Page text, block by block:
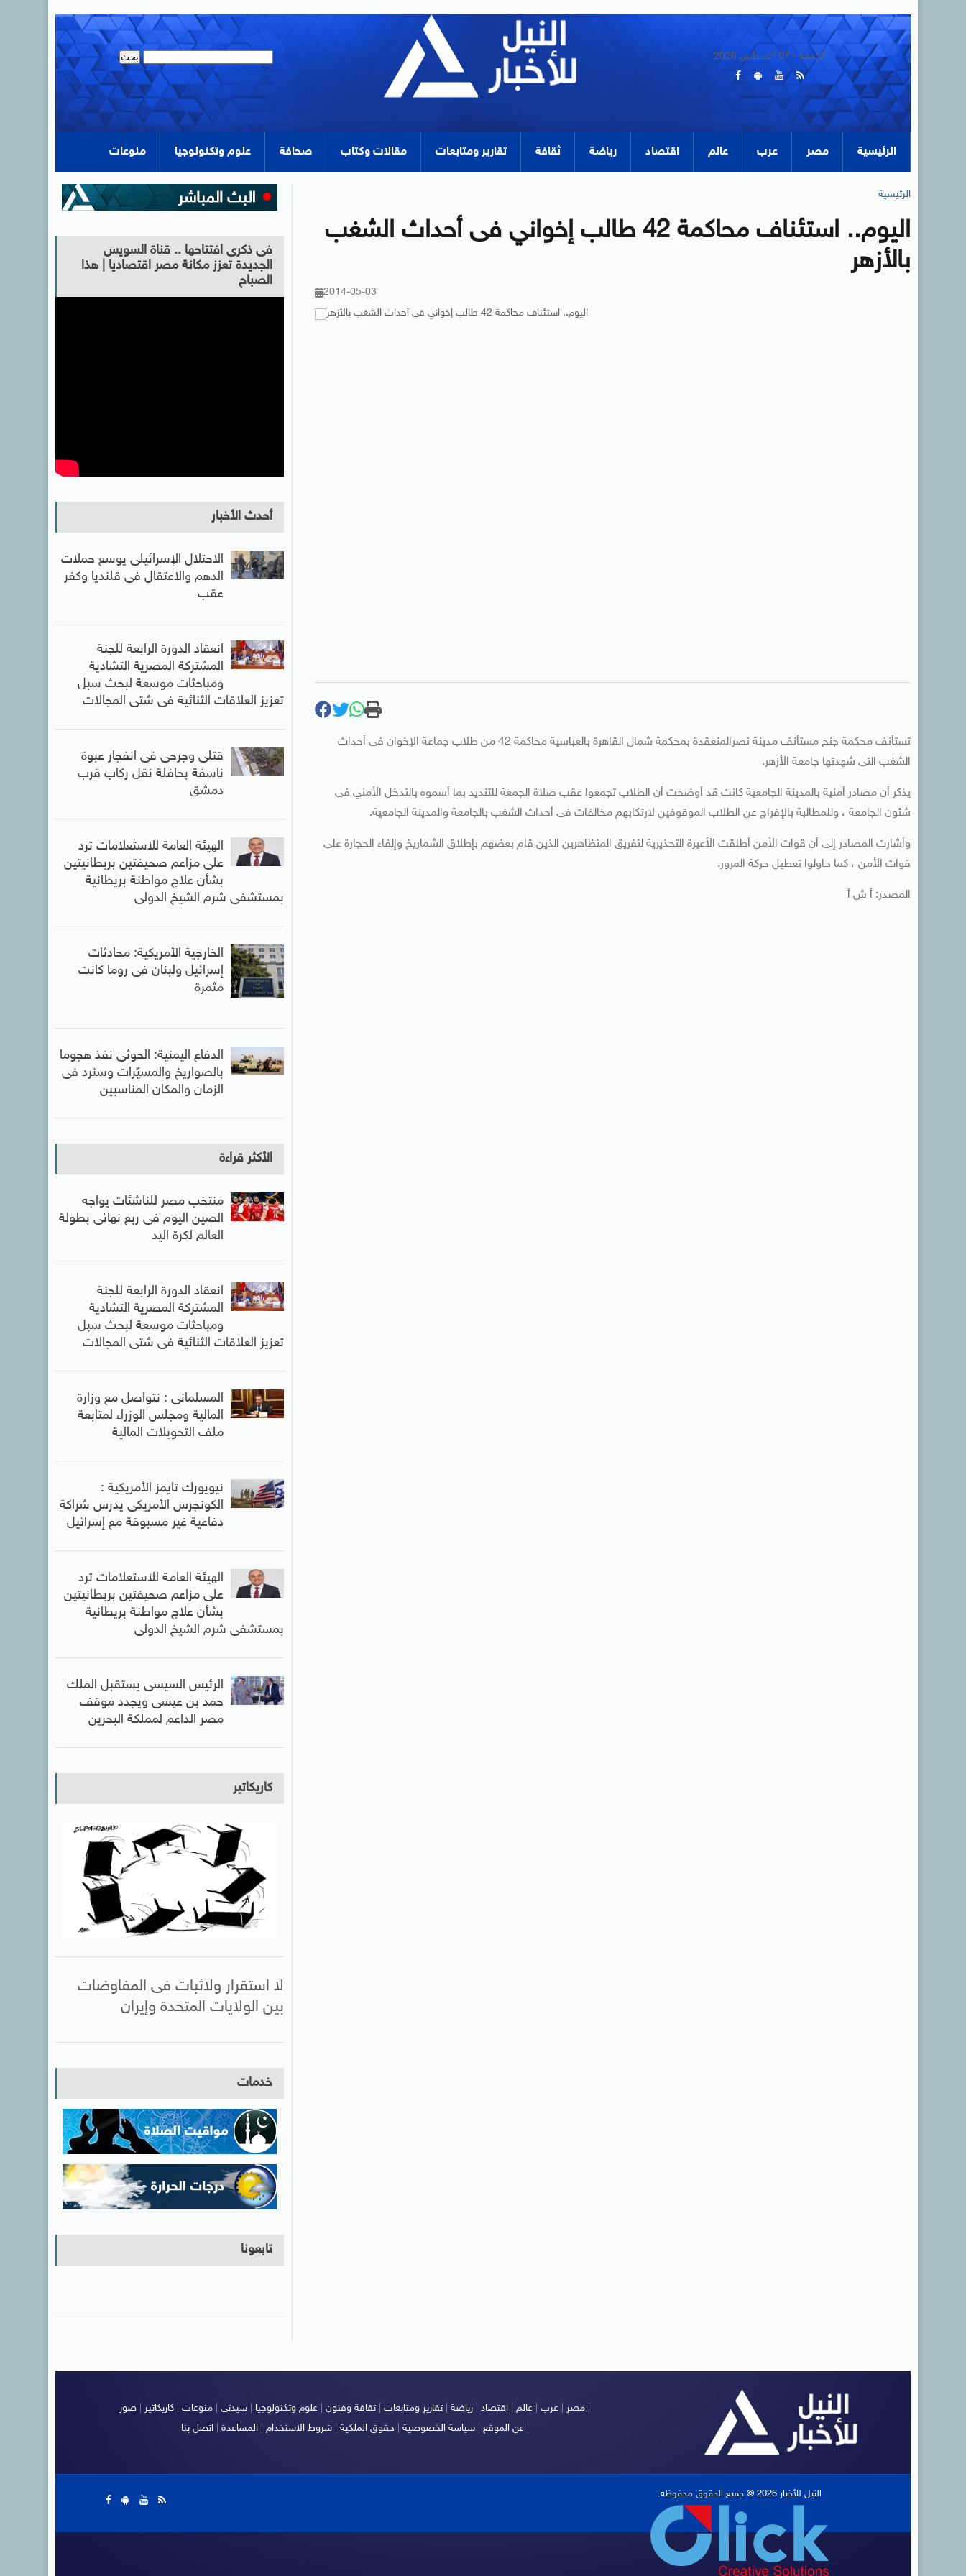
الجمعة - 07 أغسطس 2026
الرئيسية مصر عرب عالم اقتصاد رياضة ثقافة تقارير ومتابعات مقالات وكتاب صحافة علوم وتكنولوجيا منوعات
الرئيسية
اليوم.. استئناف محاكمة 42 طالب إخواني فى أحداث الشغب
بالأزهر
2014-05-03
تستأنف محكمة جنح مستأنف مدينة نصرالمنعقدة بمحكمة شمال القاهرة بالعباسية محاكمة 42 من طلاب جماعة الإخوان فى أحداث
الشغب التى شهدتها جامعة الأزهر.
يذكر أن مصادر أمنية بالمدينة الجامعية كانت قد أوضحت أن الطلاب تجمعوا عقب صلاة الجمعة للتنديد بما أسموه بالتدخل الأمني فى
شئون الجامعة ، وللمطالبة بالإفراج عن الطلاب الموقوفين لارتكابهم مخالفات فى أحداث الشغب بالجامعة والمدينة الجامعية.
وأشارت المصادر إلى أن قوات الأمن أطلقت الأعيرة التحذيرية لتفريق المتظاهرين الذين قام بعضهم بإطلاق الشماريخ وإلقاء الحجارة على
قوات الأمن ، كما حاولوا تعطيل حركة المرور.
المصدر: أ ش أ
فى ذكرى افتتاحها .. قناة السويس
الجديدة تعزز مكانة مصر اقتصاديا | هذا
الصباح
أحدث الأخبار
الاحتلال الإسرائيلى يوسع حملات
الدهم والاعتقال فى قلنديا وكفر
عقب
انعقاد الدورة الرابعة للجنة
المشتركة المصرية التشادية
ومباحثات موسعة لبحث سبل
تعزيز العلاقات الثنائية فى شتى المجالات
قتلى وجرحى فى انفجار عبوة
ناسفة بحافلة نقل ركاب قرب
دمشق
الهيئة العامة للاستعلامات ترد
على مزاعم صحيفتين بريطانيتين
بشأن علاج مواطنة بريطانية
بمستشفى شرم الشيخ الدولى
الخارجية الأمريكية: محادثات
إسرائيل ولبنان فى روما كانت
مثمرة
الدفاع اليمنية: الحوثى نفذ هجوما
بالصواريخ والمسيّرات وسنرد فى
الزمان والمكان المناسبين
الأكثر قراءة
منتخب مصر للناشئات يواجه
الصين اليوم فى ربع نهائى بطولة
العالم لكرة اليد
انعقاد الدورة الرابعة للجنة
المشتركة المصرية التشادية
ومباحثات موسعة لبحث سبل
تعزيز العلاقات الثنائية فى شتى المجالات
المسلمانى : نتواصل مع وزارة
المالية ومجلس الوزراء لمتابعة
ملف التحويلات المالية
نيويورك تايمز الأمريكية :
الكونجرس الأمريكى يدرس شراكة
دفاعية غير مسبوقة مع إسرائيل
الهيئة العامة للاستعلامات ترد
على مزاعم صحيفتين بريطانيتين
بشأن علاج مواطنة بريطانية
بمستشفى شرم الشيخ الدولى
الرئيس السيسى يستقبل الملك
حمد بن عيسى ويجدد موقف
مصر الداعم لمملكة البحرين
كاريكاتير
لا استقرار ولاثبات فى المفاوضات
بين الولايات المتحدة وإيران
خدمات
تابعونا
مصر عرب عالم اقتصاد رياضة |تقارير ومتابعات |ثقافة وفنون علوم وتكنولوجيا سيدتى منوعات كاريكاتير صور
عن الموقع |سياسة الخصوصية حقوق الملكية |شروط الاستخدام |المساعدة |اتصل بنا |
النيل للأخبار 2026 © جميع الحقوق محفوظة.